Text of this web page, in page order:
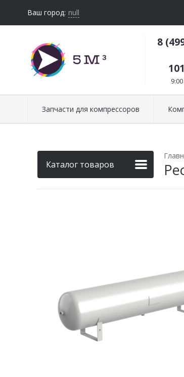
Ваш город: null
8
Запчасти для компрессоров
Каталог товаров